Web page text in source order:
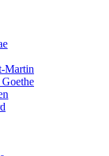
Martin